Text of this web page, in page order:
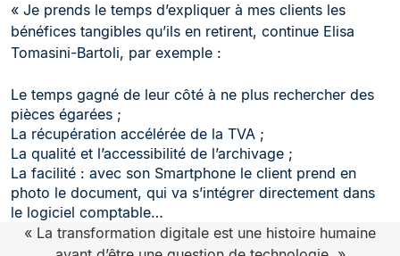
« Je prends le temps d’expliquer à mes clients les
bénéfices tangibles qu’ils en retirent, continue Elisa
Tomasini-Bartoli, par exemple :
Le temps gagné de leur côté à ne plus rechercher des
pièces égarées ;
La récupération accélérée de la TVA ;
La qualité et l’accessibilité de l’archivage ;
La facilité : avec son Smartphone le client prend en
photo le document, qui va s’intégrer directement dans
le logiciel comptable…
« La transformation digitale est une histoire humaine